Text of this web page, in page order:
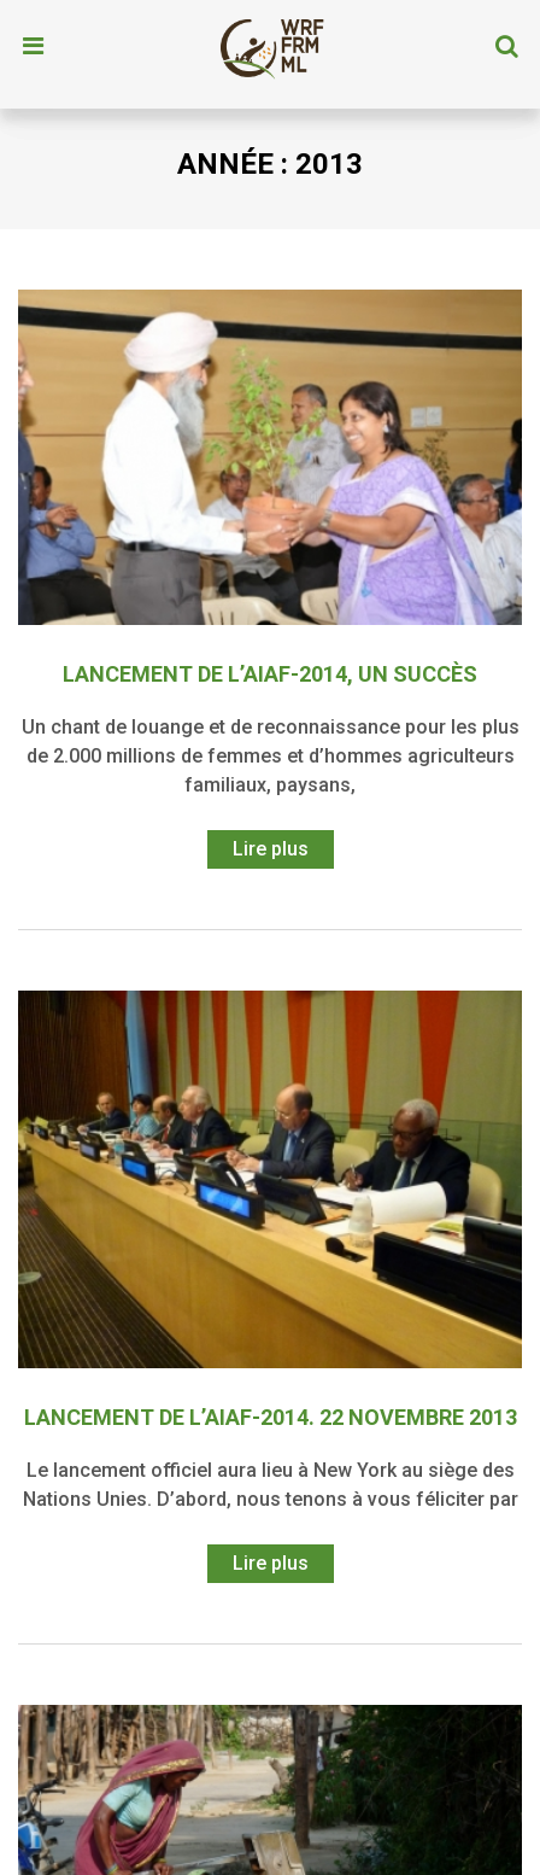
ANNÉE : 2013
LANCEMENT DE L’AIAF-2014, UN SUCCÈS
Un chant de louange et de reconnaissance pour les plus
de 2.000 millions de femmes et d’hommes agriculteurs
familiaux, paysans,
Lire plus
LANCEMENT DE L’AIAF-2014. 22 NOVEMBRE 2013
Le lancement officiel aura lieu à New York au siège des
Nations Unies. D’abord, nous tenons à vous féliciter par
Lire plus